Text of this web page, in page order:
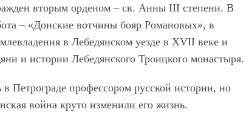
вторым орденом – св. Анны III степени. В
– «Донские вотчины бояр Романовых», в
в Лебедянском уезде в XVII веке и
и истории Лебедянского Троицкого монастыря.
Петрограде профессором русской истории, но
война круто изменили его жизнь.